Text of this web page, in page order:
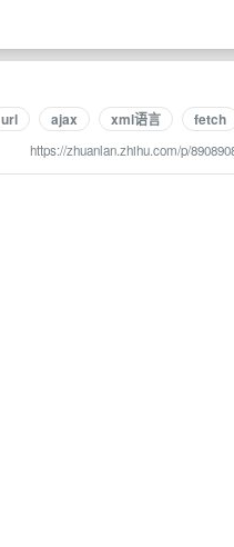
url ajax xml语言 fetch
https://zhuanlan.zhihu.com/p/